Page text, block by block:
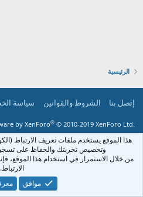
الرئيسية
إتصل بنا الشروط والقوانين سياسة
by XenForo® © 2010-2019 XenForo Ltd.
هذا الموقع يستخدم ملفات تعريف الارتباط
وتخصيص تجربتك والحفاظ على
من خلال الاستمرار في استخدام هذا الموقع،
الارتباط.
موافق